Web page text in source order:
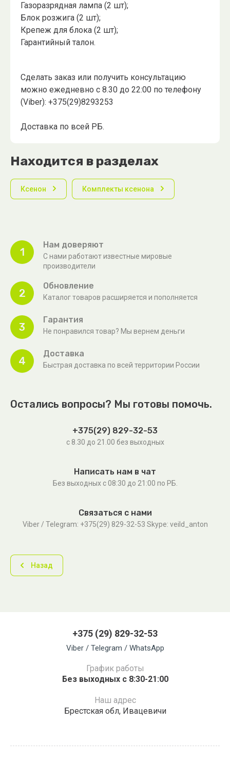
Газоразрядная лампа (2 шт);
Блок розжига (2 шт);
Крепеж для блока (2 шт);
Гарантийный талон.
Сделать заказ или получить консультацию
можно ежедневно с 8.30 до 22:00 по телефону
(Viber): +375(29)8293253
Доставка по всей РБ.
Находится в разделах
Ксенон Комплекты ксенона
1
Нам доверяют
С нами работают известные мировые
производители
2
Обновление
Каталог товаров расширяется и пополняется
3
Гарантия
Не понравился товар? Мы вернем деньги
4
Доставка
Быстрая доставка по всей территории России
Остались вопросы? Мы готовы помочь.
+375(29) 829-32-53
с 8.30 до 21.00 без выходных
Написать нам в чат
Без выходных c 08:30 до 21:00 по РБ.
Связаться с нами
Viber / Telegram: +375(29) 829-32-53 Skype: veild_anton
Назад
+375 (29) 829-32-53
Viber / Telegram / WhatsApp
График работы
Без выходных с 8:30-21:00
Наш адрес
Брестская обл, Ивацевичи